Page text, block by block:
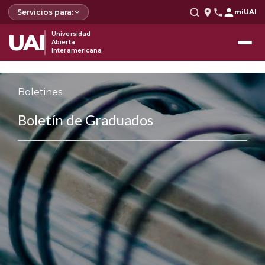
Servicios para: miUAI
UAI
Universidad
Abierta
Interamericana
Boletines
Boletín de Graduados